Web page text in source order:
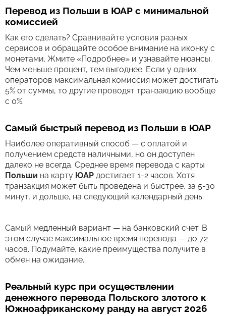
Перевод из Польши в ЮАР с минимальной
комиссией
Как его сделать? Сравнивайте условия разных
сервисов и обращайте особое внимание на иконку с
монетами. Жмите «Подробнее» и узнавайте нюансы.
Чем меньше процент, тем выгоднее. Если у одних
операторов максимальная комиссия может достигать
5% от суммы, то другие проводят транзакцию вообще
с 0%.
Самый быстрый перевод из Польши в ЮАР
Наиболее оперативный способ — с оплатой и
получением средств наличными, но он доступен
далеко не всегда. Среднее время перевода c карты
Польши на карту ЮАР достигает 1-2 часов. Хотя
транзакция может быть проведена и быстрее, за 5-30
минут, и дольше, на следующий календарный день.
Самый медленный вариант — на банковский счет. В
этом случае максимальное время перевода — до 72
часов. Подумайте, какие преимущества получите в
обмен на ожидание.
Реальный курс при осуществлении
денежного перевода Польского злотого к
Южноафриканскому ранду на август 2026